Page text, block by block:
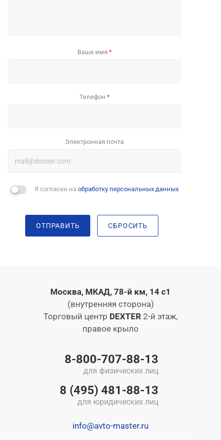
Ваше имя *
Телефон *
Электронная почта
Я согласен на обработку персональных данных
ОТПРАВИТЬ СБРОСИТЬ
Москва, МКАД, 78-й км, 14 с1
(внутренняя сторона)
Торговый центр DEXTER 2-й этаж,
правое крыло
8-800-707-88-13
для физических лиц
8 (495) 481-88-13
для юридических лиц
info@avto-master.ru